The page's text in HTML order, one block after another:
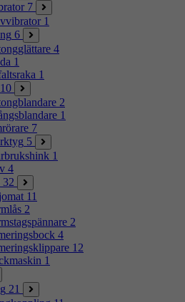
7
1
6
4
1
1
10
2
1
7
5
1
4
32
11
2
2
4
12
1
21